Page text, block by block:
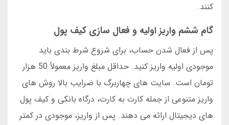
کنند.
گام ششم واریز اولیه و فعال سازی کیف پول
پس از فعال شدن حساب، برای شروع شرط بندی باید
موجودی اولیه واریز کنید. حداقل مبلغ واریز معمولاً 50 هزار
تومان است. سایت های چهاربرگ با ضرایب بالا روش های
واریز متنوعی از جمله کارت به کارت، درگاه بانکی و کیف پول
های دیجیتال ارائه می دهند. پس از واریز، موجودی در کمتر